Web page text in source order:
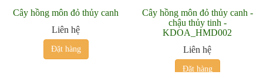
Cây hồng môn đỏ thủy canh
Liên hệ
Đặt hàng
Cây hồng môn đỏ thủy canh -
chậu thủy tinh -
KDOA_HMD002
Liên hệ
Đặt hàng